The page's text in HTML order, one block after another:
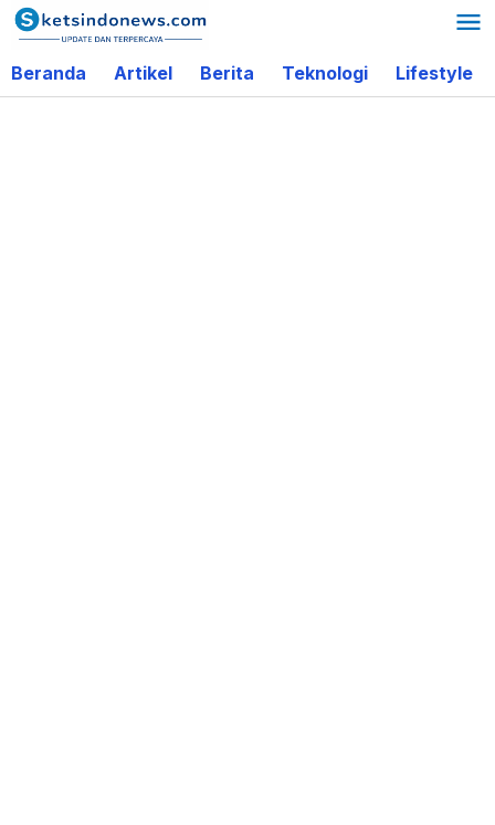
Lewati
ke
konten
Beranda Artikel Berita Teknologi Lifestyle